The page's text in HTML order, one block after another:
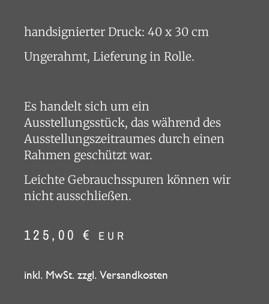
handsignierter Druck: 40 x 30 cm
Ungerahmt, Lieferung in Rolle.
Es handelt sich um ein
Ausstellungsstück, das während des
Ausstellungszeitraumes durch einen
Rahmen geschützt war.
Leichte Gebrauchsspuren können wir
nicht ausschließen.
125,00 € EUR
inkl. MwSt. zzgl. Versandkosten